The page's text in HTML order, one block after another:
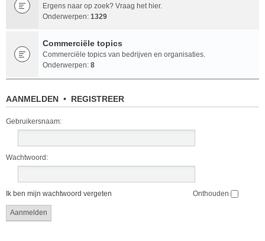
Ergens naar op zoek? Vraag het hier.
Onderwerpen: 1329
Commerciële topics
Commerciële topics van bedrijven en organisaties.
Onderwerpen: 8
AANMELDEN • REGISTREER
Gebruikersnaam:
Wachtwoord:
Ik ben mijn wachtwoord vergeten Onthouden